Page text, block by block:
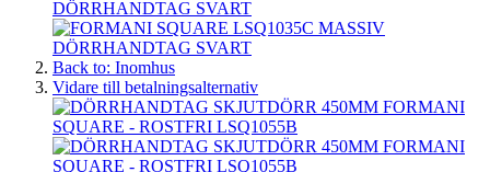
Back to: Inomhus
Vidare till betalningsalternativ